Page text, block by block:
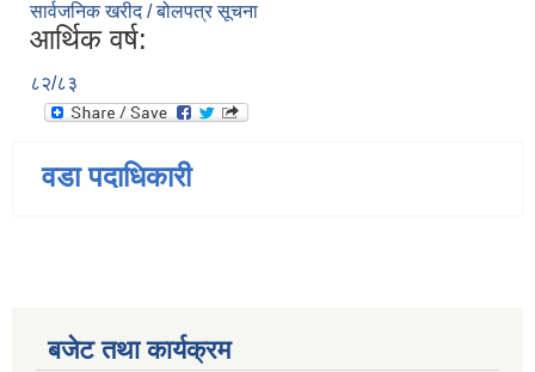
सार्वजनिक खरीद / बोलपत्र सूचना
आर्थिक वर्ष:
८२/८३
वडा पदाधिकारी
बजेट तथा कार्यक्रम